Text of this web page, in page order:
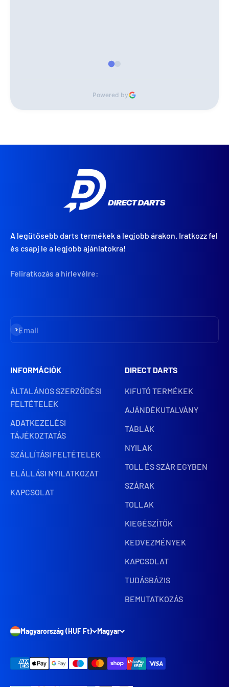
Powered by
A legütősebb darts termékek a legjobb árakon. Iratkozz fel
és csapj le a legjobb ajánlatokra!
Feliratkozás a hírlevélre:
Email
Iratkozz fel
INFORMÁCIÓK
ÁLTALÁNOS SZERZŐDÉSI
FELTÉTELEK
ADATKEZELÉSI
TÁJÉKOZTATÁS
SZÁLLÍTÁSI FELTÉTELEK
ELÁLLÁSI NYILATKOZAT
KAPCSOLAT
DIRECT DARTS
KIFUTÓ TERMÉKEK
AJÁNDÉKUTALVÁNY
TÁBLÁK
NYILAK
TOLL ÉS SZÁR EGYBEN
SZÁRAK
TOLLAK
KIEGÉSZÍTŐK
KEDVEZMÉNYEK
KAPCSOLAT
TUDÁSBÁZIS
BEMUTATKOZÁS
Magyarország (HUF Ft) Magyar